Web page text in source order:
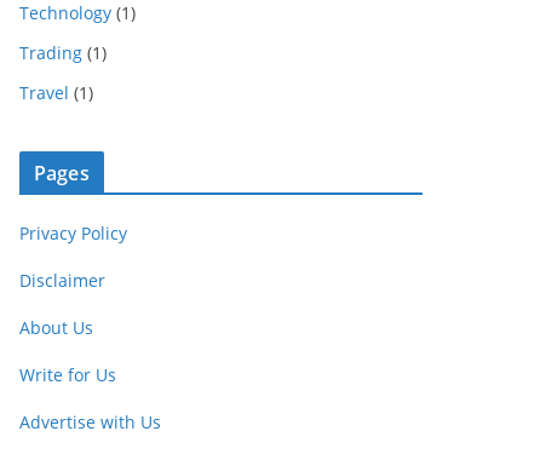
Technology (1)
Trading (1)
Travel (1)
Pages
Privacy Policy
Disclaimer
About Us
Write for Us
Advertise with Us